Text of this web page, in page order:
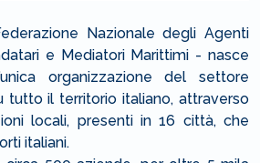
Nazionale degli Agenti
e Mediatori Marittimi - nasce
organizzazione del settore
tutto il territorio italiano, attraverso
locali, presenti in 16 città, che
italiani.